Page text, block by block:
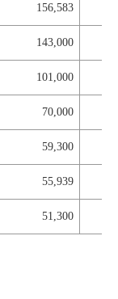
156,583
143,000
101,000
70,000
59,300
55,939
51,300